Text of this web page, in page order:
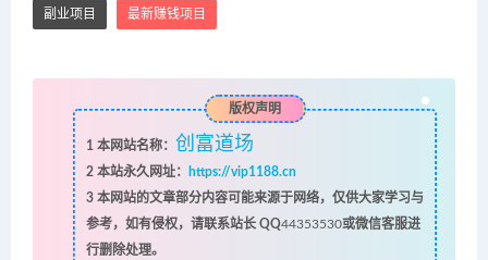
副业项目 最新赚钱项目
版权声明
1 本网站名称： 创富道场
2本站永久网址：
https://vip1188.cn
3本网站的文章部分内容可能来源于网络，仅供大家学习与
参考，如有侵权，请联系站长 QQ44353530或微信客服进
行删除处理。